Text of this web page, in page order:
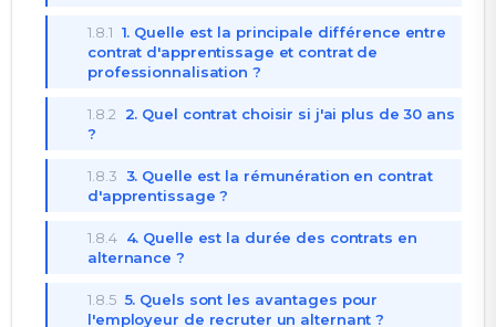
1.8.1 1. Quelle est la principale différence entre
contrat d'apprentissage et contrat de
professionnalisation ?
1.8.2
2. Quel contrat choisir si j'ai plus de 30 ans
?
1.8.3 3. Quelle est la rémunération en contrat
d'apprentissage ?
1.8.4 4. Quelle est la durée des contrats en
alternance ?
1.8.5 5. Quels sont les avantages pour
l'employeur de recruter un alternant ?